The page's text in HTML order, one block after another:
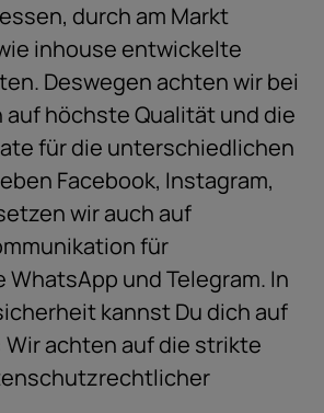
durch am Markt
inhouse entwickelte
Deswegen achten wir bei
auf höchste Qualität und die
für die unterschiedlichen
Facebook, Instagram,
wir auch auf
für
und Telegram. In
kannst Du dich auf
achten auf die strikte